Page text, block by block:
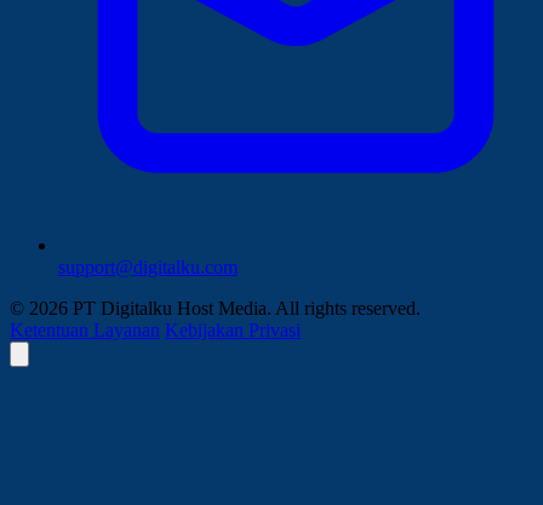
support@digitalku.com
© 2026 PT Digitalku Host Media. All rights reserved.
Ketentuan Layanan Kebijakan Privasi